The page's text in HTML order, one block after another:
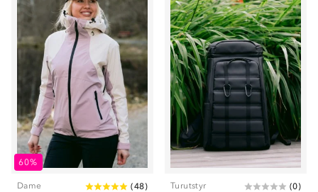
60%
Dame (48) Turutstyr (0)